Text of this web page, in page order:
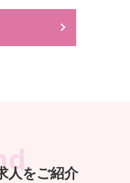
人をご紹介